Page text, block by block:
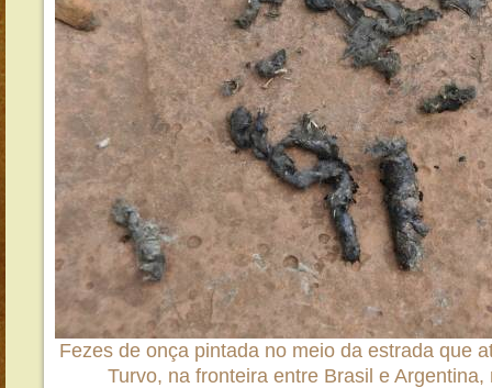
Fezes de onça pintada no meio da estrada que
Turvo, na fronteira entre Brasil e